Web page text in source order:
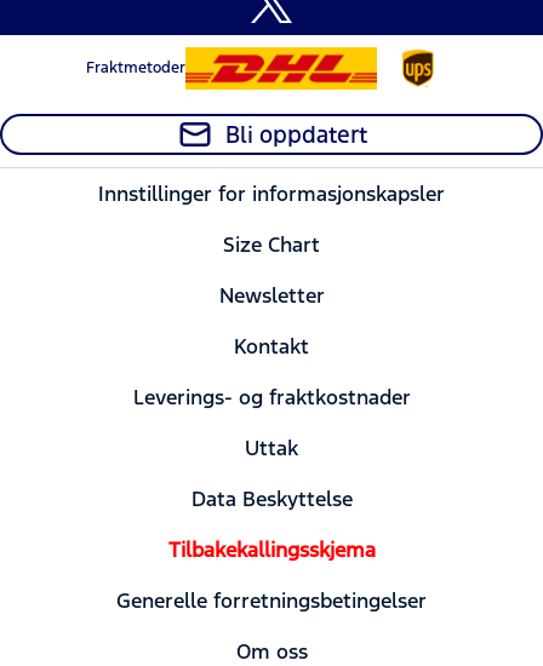
Fraktmetoder
Bli oppdatert
Innstillinger for informasjonskapsler
Size Chart
Newsletter
Kontakt
Leverings- og fraktkostnader
Uttak
Data Beskyttelse
Tilbakekallingsskjema
Generelle forretningsbetingelser
Om oss